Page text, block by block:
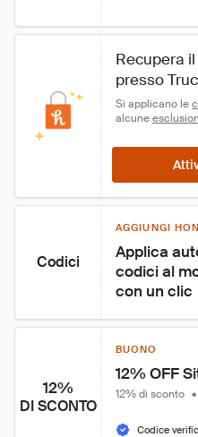
Recupera il
presso
Si applicano le
alcune
Codici
AGGIUNGI
Applica
codici al
con un clic
12%
DI SCONTO
BUONO
12% OFF
12% di sconto •
Codice